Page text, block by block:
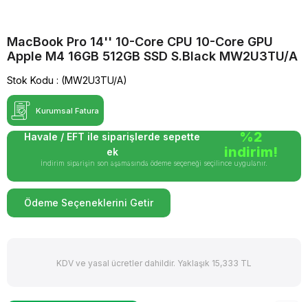
MacBook Pro 14'' 10-Core CPU 10-Core GPU
Apple M4 16GB 512GB SSD S.Black MW2U3TU/A
Stok Kodu (MW2U3TU/A)
Kurumsal Fatura
Havale / EFT ile siparişlerde sepette
ek
%2
indirim!
İndirim siparişin son aşamasında ödeme seçeneği seçilince uygulanır.
Ödeme Seçeneklerini Getir
KDV ve yasal ücretler dahildir. Yaklaşık 15,333 TL